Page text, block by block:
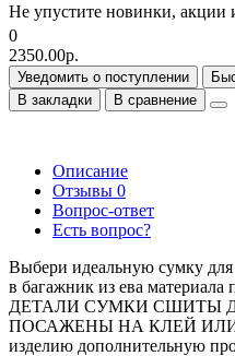
Не упустите новинки, акции
0
2350.00р.
Уведомить о поступлении
В закладки
В сравнение
Описание
Отзывы 0
Вопрос-ответ
Есть вопрос?
Выбери идеальную сумку для
в багажник из ева
ДЕТАЛИ СУМКИ СШИТЫ
ПОСАЖЕНЫ НА КЛЕЙ ИЛИ
изделию дополнительную